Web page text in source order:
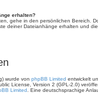
erhalten?
gehe in den persönlichen Bereich.
deiner Dateianhänge erhalten und
wurde von phpBB Limited entwickelt
License, Version 2 (GPL-2.0)
Limited . Eine deutschsprachige